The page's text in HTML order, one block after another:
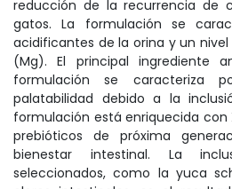
reducción de la recurrencia de
gatos. La formulación se
acidificantes de la orina y un
(Mg). El principal ingrediente
formulación se caracteriza
palatabilidad debido a la
formulación está enriquecida con
prebióticos de próxima
bienestar intestinal. La
seleccionados, como la yuca